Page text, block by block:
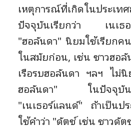
เหตุการณ์ที่เกิดในประเ
ปัจจุบันเรียกว่า เนเ
"ฮอลันดา" นิยมใช้เรียกค
ในสมัยก่อน, เช่น ชาวฮอลั
เรือรบฮอลันดา ฯลฯ ไม่
ฮอลันดา" ในปัจจุบันชื่
"เนเธอร์แลนด์" ถ้าเป็นป
ใช้คำว่า "ดัตช์ เช่น ชาวดั